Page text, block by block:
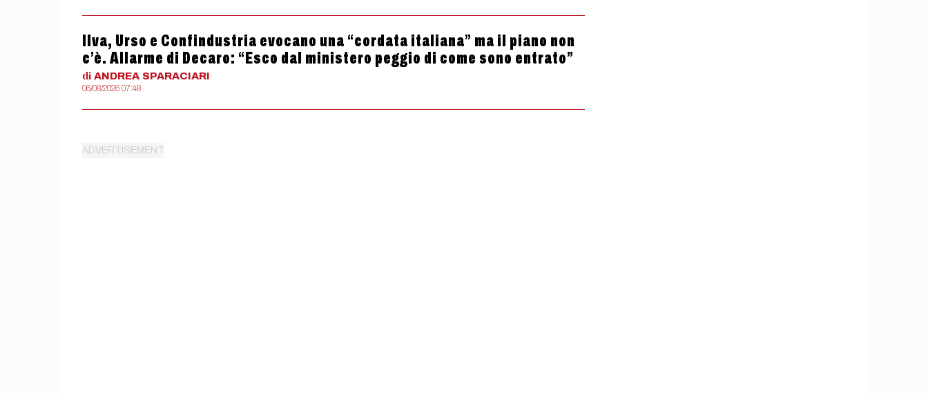
Ilva, Urso e Confindustria evocano una “cordata italiana” ma il piano non
c’è. Allarme di Decaro: “Esco dal ministero peggio di come sono entrato”
di ANDREA SPARACIARI
06/08/2026 07:48